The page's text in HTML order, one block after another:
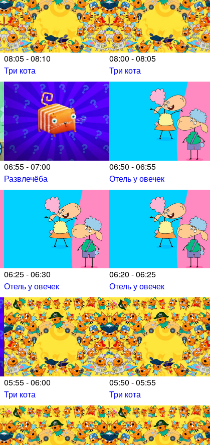
08:05 - 08:10
Три кота
08:00 - 08:05
Три кота
06:55 - 07:00
Развлечёба
06:50 - 06:55
Отель у овечек
06:25 - 06:30
Отель у овечек
06:20 - 06:25
Отель у овечек
05:55 - 06:00
Три кота
05:50 - 05:55
Три кота